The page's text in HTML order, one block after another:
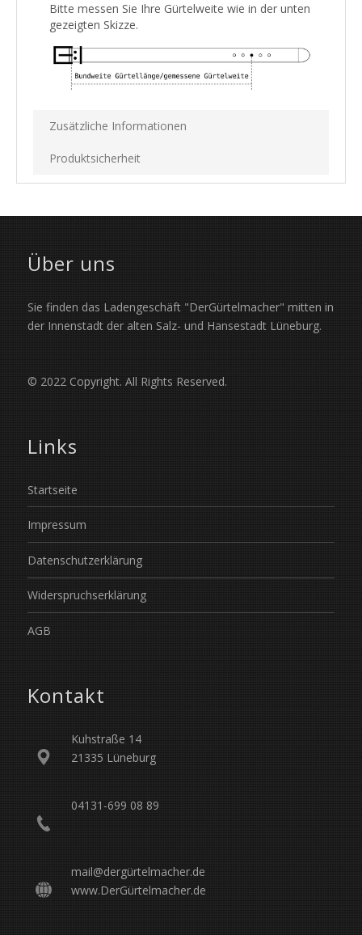
Bitte messen Sie Ihre Gürtelweite wie in der unten
gezeigten Skizze.
Zusätzliche Informationen
Produktsicherheit
Über uns
Sie finden das Ladengeschäft "DerGürtelmacher" mitten in
der Innenstadt der alten Salz- und Hansestadt Lüneburg.
© 2022 Copyright. All Rights Reserved.
Links
Startseite
Impressum
Datenschutzerklärung
Widerspruchserklärung
AGB
Kontakt
Kuhstraße 14
21335 Lüneburg
04131-699 08 89
mail@dergürtelmacher.de
www.DerGürtelmacher.de